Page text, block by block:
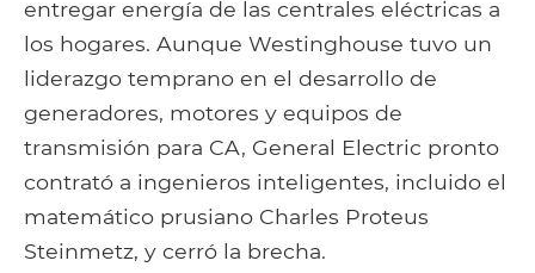
entregar energía de las centrales eléctricas a
los hogares. Aunque Westinghouse tuvo un
liderazgo temprano en el desarrollo de
generadores, motores y equipos de
transmisión para CA, General Electric pronto
contrató a ingenieros inteligentes, incluido el
matemático prusiano Charles Proteus
Steinmetz, y cerró la brecha.